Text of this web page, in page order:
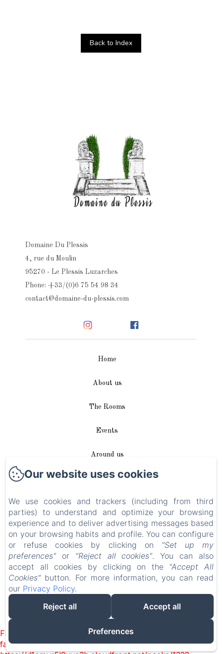
Back to Index
Domaine Du Plessis
4, rue du Moulin
95270 - Le Plessis Luzarches
Phone: +33/(0)6 75 54 98 34
contact@domaine-du-plessis.com
Home
About us
The Rooms
Events
Around us
Access / Contact
Plan du site
Blog
Legal notice
EN FR DE
Powered using Amenitiz
Failed to load BookingEngine/index: Loading chunk 1322
failed. (missing:
Our website uses cookies
We use cookies and trackers (including from third
parties) to understand and optimize your browsing
experience and to deliver advertising messages based
on your browsing habits and profile. You can configure
or refuse cookies by clicking on
"Set up my
preferences" or "Reject all cookies". You can also
accept all cookies by clicking on the "Accept All
Cookies" button. For more information, you can read
our Privacy Policy.
Reject all
Accept all
Preferences